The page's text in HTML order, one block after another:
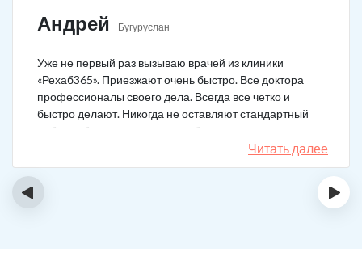
Андрей Бугуруслан
Уже не первый раз вызываю врачей из клиники
«Рехаб365». Приезжают очень быстро. Все доктора
профессионалы своего дела. Всегда все четко и
быстро делают. Никогда не оставляют стандартный
набор таблеток, а именно подбирают
индивидуальный комплекс под конкретный случай.
Несколько раз делал вызов, и назначения были под
Читать далее
‹ ›